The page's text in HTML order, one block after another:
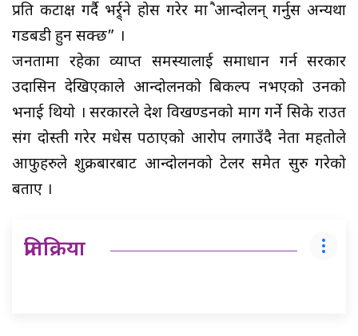
प्रति कटाक्ष गर्दै भर्र्र्ने होस गरेर मात्रै आन्दोलन् गर्नुस अन्यथा
गडबडी हुन सक्छ” ।
जनतामा रहेका व्याप्त समस्यालाई समाधान गर्न सरकार
उदासिन देखिएकाले आन्दोलनको बिकल्प नभएको उनको
भनाई थियो । सरकारले देश विखण्डनको माग गर्ने सिके राउत
संग दोस्ती गरेर मधेस पठाएको आरोप लगाउँदै नेता महतोले
आफुहरुले शुक्रबारबाट आन्दोलनको टेलर समेत सुरु गरेको
बताए ।
प्रतिक्रिया